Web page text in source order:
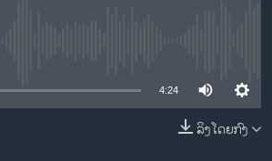
4:24
ລິງໂດຍກົງ